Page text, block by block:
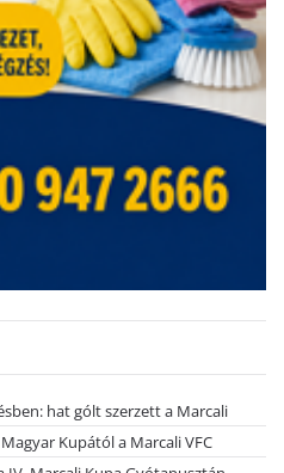
hat gólt szerzett a Marcali
Kupától a Marcali VFC